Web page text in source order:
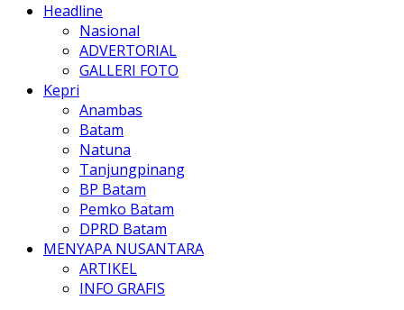
Headline
Nasional
ADVERTORIAL
GALLERI FOTO
Kepri
Anambas
Batam
Natuna
Tanjungpinang
BP Batam
Pemko Batam
DPRD Batam
MENYAPA NUSANTARA
ARTIKEL
INFO GRAFIS